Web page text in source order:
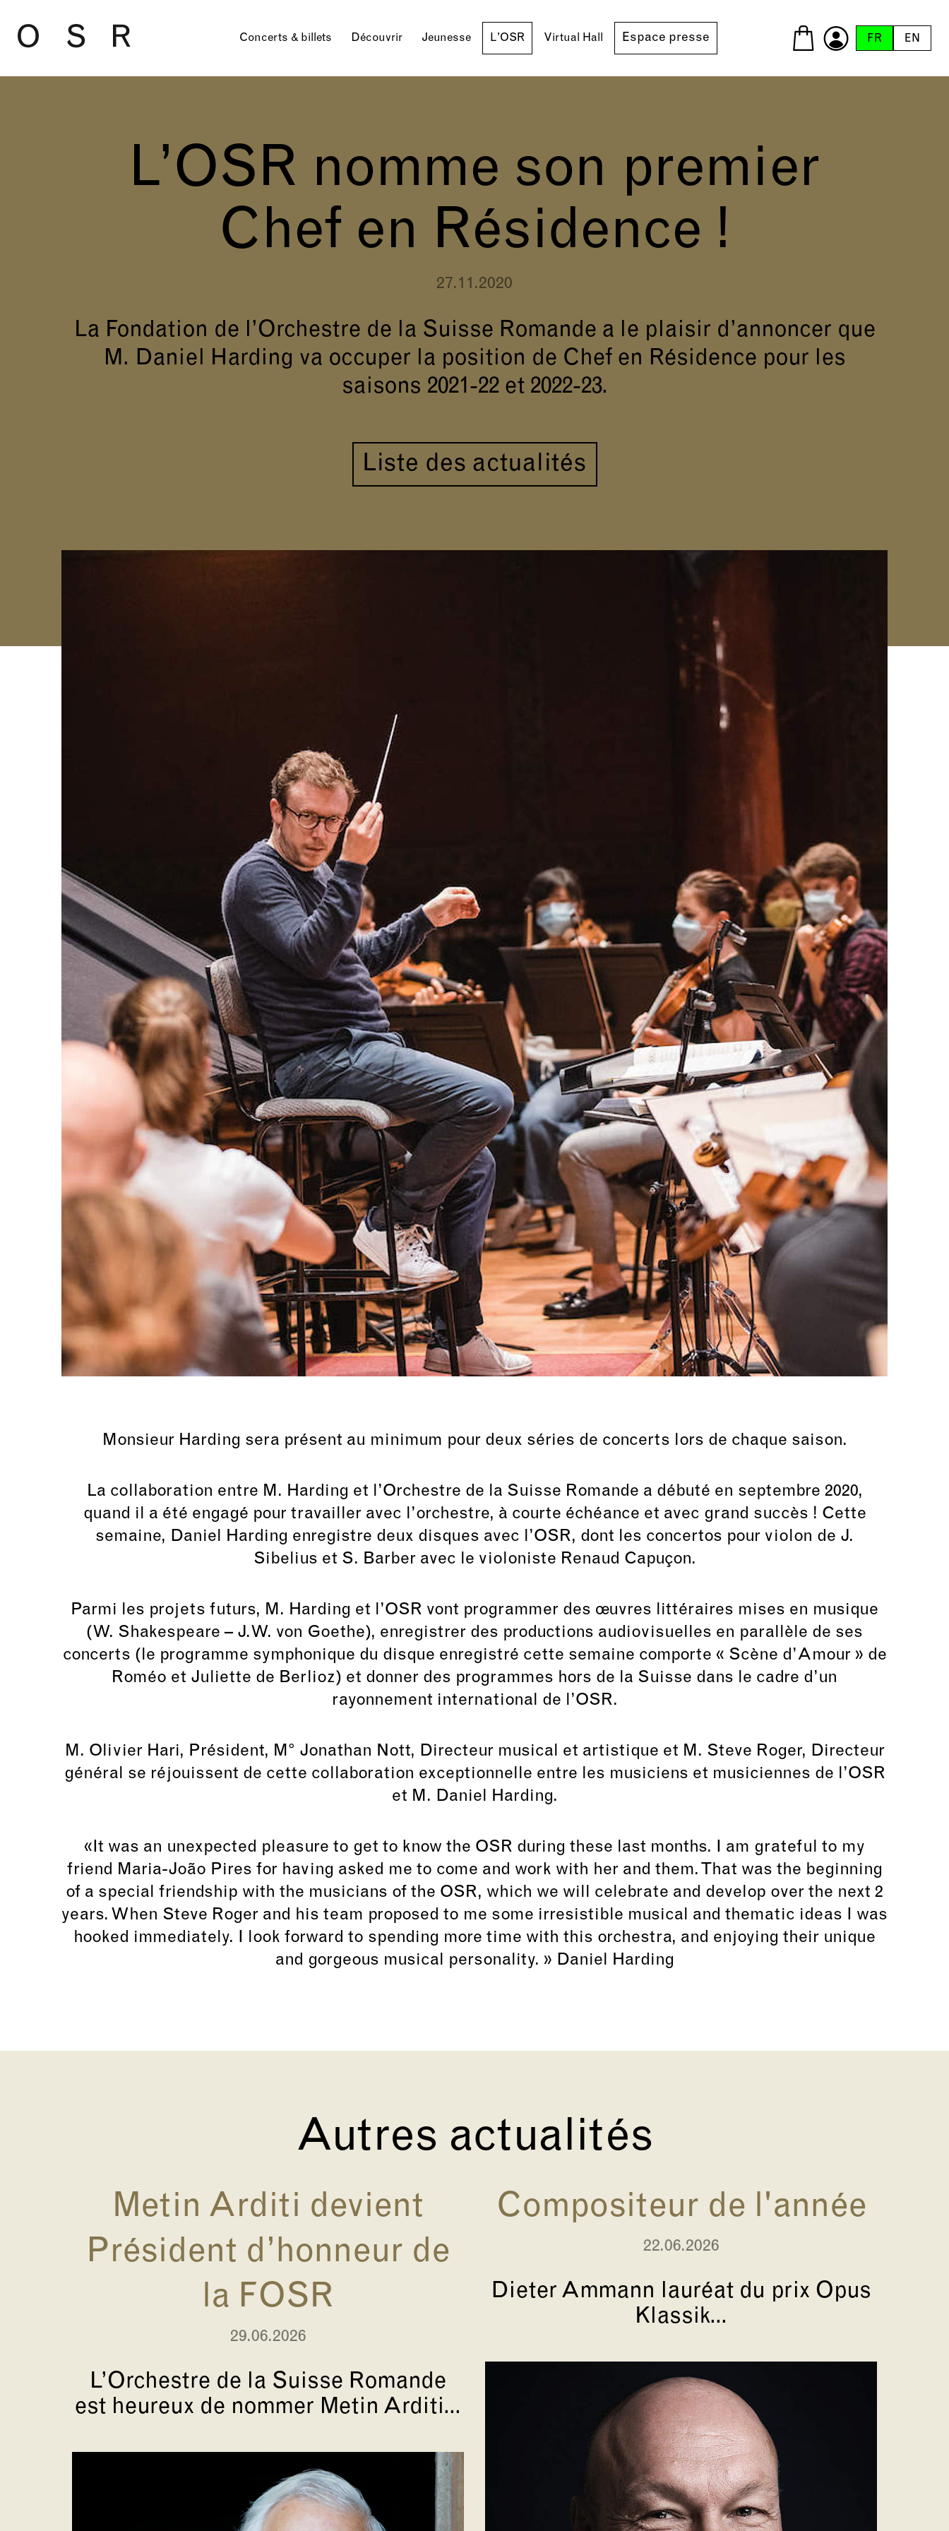
Concerts & billets Découvrir Jeunesse L'OSR Virtual Hall Espace presse FR EN
L’OSR nomme son premier
Chef en Résidence !
27.11.2020
La Fondation de l’Orchestre de la Suisse Romande a le plaisir d’annoncer que
M. Daniel Harding va occuper la position de Chef en Résidence pour les
saisons 2021-22 et 2022-23.
Liste des actualités
Monsieur Harding sera présent au minimum pour deux séries de concerts lors de chaque saison.
La collaboration entre M. Harding et l’Orchestre de la Suisse Romande a débuté en septembre 2020,
quand il a été engagé pour travailler avec l’orchestre, à courte échéance et avec grand succès ! Cette
semaine, Daniel Harding enregistre deux disques avec l’OSR, dont les concertos pour violon de J.
Sibelius et S. Barber avec le violoniste Renaud Capuçon.
Parmi les projets futurs, M. Harding et l’OSR vont programmer des œuvres littéraires mises en musique
(W. Shakespeare – J.W. von Goethe), enregistrer des productions audiovisuelles en parallèle de ses
concerts (le programme symphonique du disque enregistré cette semaine comporte « Scène d’Amour » de
Roméo et Juliette de Berlioz) et donner des programmes hors de la Suisse dans le cadre d’un
rayonnement international de l’OSR.
M. Olivier Hari, Président, M° Jonathan Nott, Directeur musical et artistique et M. Steve Roger, Directeur
général se réjouissent de cette collaboration exceptionnelle entre les musiciens et musiciennes de l’OSR
et M. Daniel Harding.
«It was an unexpected pleasure to get to know the OSR during these last months. I am grateful to my
friend Maria-João Pires for having asked me to come and work with her and them. That was the beginning
of a special friendship with the musicians of the OSR, which we will celebrate and develop over the next 2
years. When Steve Roger and his team proposed to me some irresistible musical and thematic ideas I was
hooked immediately. I look forward to spending more time with this orchestra, and enjoying their unique
and gorgeous musical personality. » Daniel Harding
Autres actualités
Metin Arditi devient
Président d’honneur de
la FOSR
29.06.2026
L’Orchestre de la Suisse Romande
est heureux de nommer Metin Arditi...
Compositeur de l'année
22.06.2026
Dieter Ammann lauréat du prix Opus
Klassik...